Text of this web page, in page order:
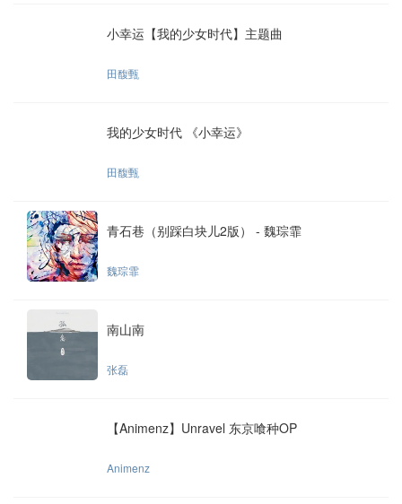
小幸运【我的少女时代】主题曲
田馥甄
我的少女时代 《小幸运》
田馥甄
青石巷（别踩白块儿2版） - 魏琮霏
魏琮霏
南山南
张磊
【Animenz】Unravel 东京喰种OP
Animenz